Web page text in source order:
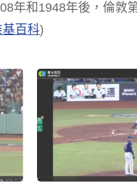
年和1948年後，倫
基百科)